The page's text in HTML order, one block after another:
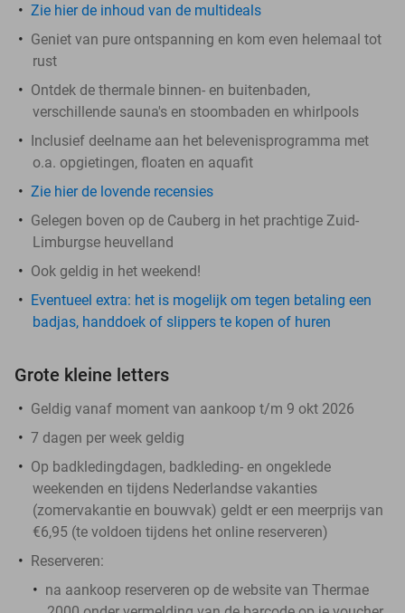
Zie hier de inhoud van de multideals
Geniet van pure ontspanning en kom even helemaal tot
rust
Ontdek de thermale binnen- en buitenbaden,
verschillende sauna's en stoombaden en whirlpools
Inclusief deelname aan het belevenisprogramma met
o.a. opgietingen, floaten en aquafit
Zie hier de lovende recensies
Gelegen boven op de Cauberg in het prachtige Zuid-
Limburgse heuvelland
Ook geldig in het weekend!
Eventueel extra: het is mogelijk om tegen betaling een
badjas, handdoek of slippers te kopen of huren
Grote kleine letters
Geldig vanaf moment van aankoop t/m 9 okt 2026
7 dagen per week geldig
Op badkledingdagen, badkleding- en ongeklede
weekenden en tijdens Nederlandse vakanties
(zomervakantie en bouwvak) geldt er een meerprijs van
€6,95 (te voldoen tijdens het online reserveren)
Reserveren:
na aankoop reserveren op de website van Thermae